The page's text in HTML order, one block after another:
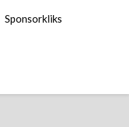
Sponsorkliks